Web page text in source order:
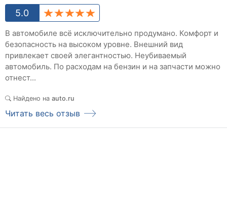
5.0
В автомобиле всё исключительно продумано. Комфорт и
безопасность на высоком уровне. Внешний вид
привлекает своей элегантностью. Неубиваемый
автомобиль. По расходам на бензин и на запчасти можно
отнест...
Найдено на auto.ru
Читать весь отзыв